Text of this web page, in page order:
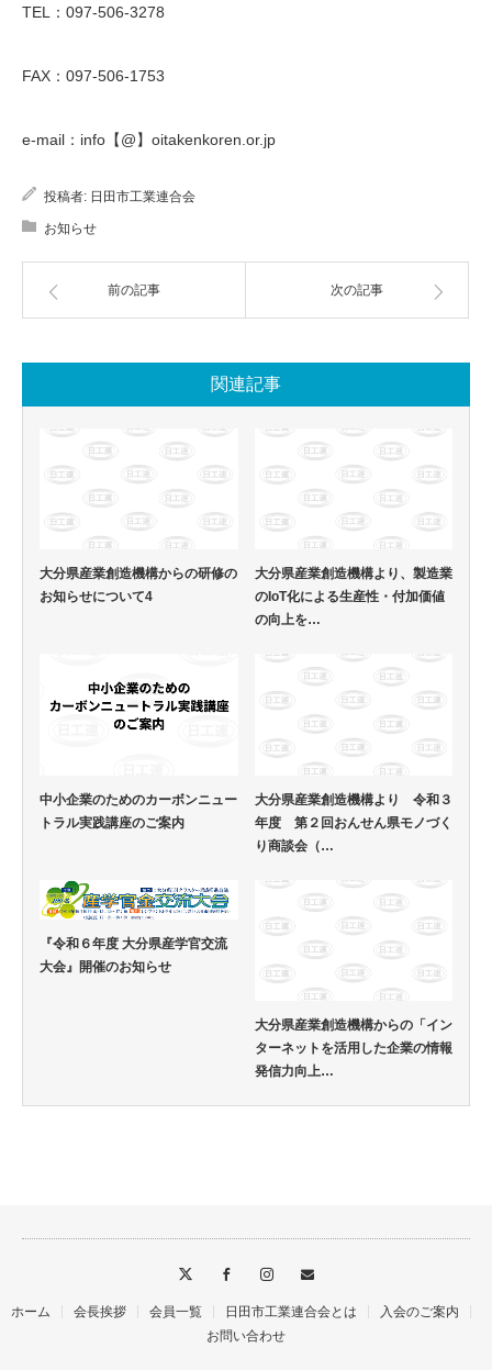
TEL：097-506-3278
FAX：097-506-1753
e-mail：info【@】oitakenkoren.or.jp
投稿者: 日田市工業連合会
お知らせ
前の記事 次の記事
関連記事
大分県産業創造機構からの研修の
お知らせについて4
大分県産業創造機構より、製造業
のIoT化による生産性・付加価値
の向上を…
中小企業のためのカーボンニュー
トラル実践講座のご案内
大分県産業創造機構より 令和３
年度 第２回おんせん県モノづく
り商談会（…
『令和６年度 大分県産学官交流
大会』開催のお知らせ
大分県産業創造機構からの「イン
ターネットを活用した企業の情報
発信力向上…
ホーム 会長挨拶 会員一覧 日田市工業連合会とは
入会のご案内
お問い合わせ